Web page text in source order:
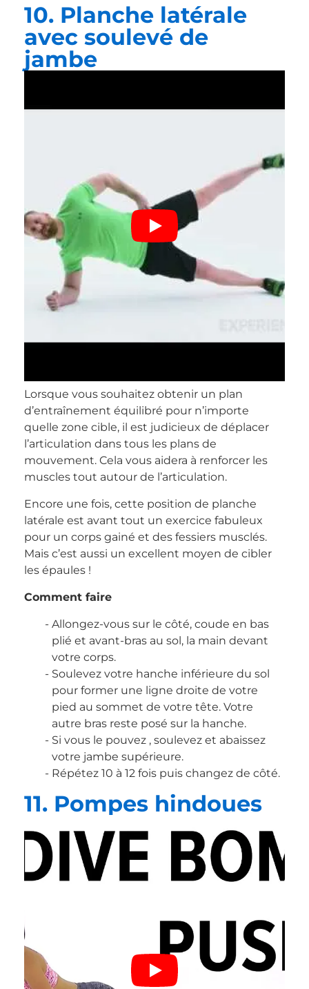
10. Planche latérale
avec soulevé de
jambe
Lorsque vous souhaitez obtenir un plan
d’entraînement équilibré pour n’importe
quelle zone cible, il est judicieux de déplacer
l’articulation dans tous les plans de
mouvement. Cela vous aidera à renforcer les
muscles tout autour de l’articulation.
Encore une fois, cette position de planche
latérale est avant tout un exercice fabuleux
pour un corps gainé et des fessiers musclés.
Mais c’est aussi un excellent moyen de cibler
les épaules !
Comment faire
Allongez-vous sur le côté, coude en bas
plié et avant-bras au sol, la main devant
votre corps.
Soulevez votre hanche inférieure du sol
pour former une ligne droite de votre
pied au sommet de votre tête. Votre
autre bras reste posé sur la hanche.
Si vous le pouvez , soulevez et abaissez
votre jambe supérieure.
Répétez 10 à 12 fois puis changez de côté.
11. Pompes hindoues